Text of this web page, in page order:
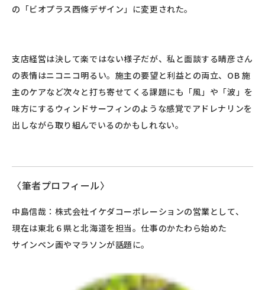
の「ビオプラス西條デザイン」に変更された。
支店経営は決して楽ではない様子だが、私と面談する晴彦さん
の表情はニコニコ明るい。施主の要望と利益との両立、OB 施
主のケアなど次々と打ち寄せてくる課題にも「風」や「波」を
味方にするウィンドサーフィンのような感覚でアドレナリンを
出しながら取り組んでいるのかもしれない。
〈筆者プロフィール〉
中島信哉：株式会社イケダコーポレーションの営業として、
現在は東北６県と北海道を担当。仕事のかたわら始めた
サインペン画やマラソンが話題に。